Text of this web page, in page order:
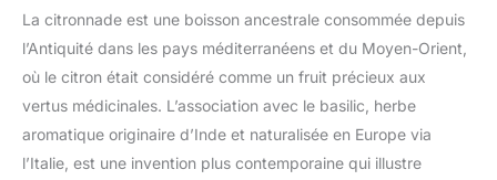
La citronnade est une boisson ancestrale consommée depuis
l’Antiquité dans les pays méditerranéens et du Moyen-Orient,
où le citron était considéré comme un fruit précieux aux
vertus médicinales. L’association avec le basilic, herbe
aromatique originaire d’Inde et naturalisée en Europe via
l’Italie, est une invention plus contemporaine qui illustre